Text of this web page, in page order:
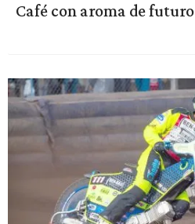
Café con aroma de futuro